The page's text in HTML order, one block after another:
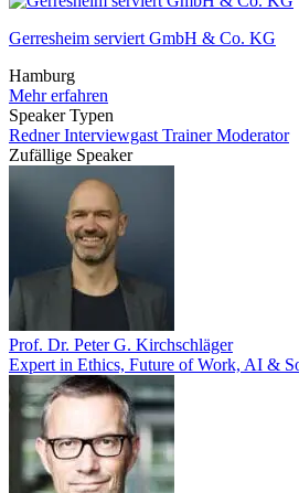
Gerresheim serviert GmbH & Co. KG
Hamburg
Mehr erfahren
Speaker Typen
RednerInterviewgast TrainerModerator
Zufällige Speaker
Prof. Dr. Peter G. Kirchschläger
Expert in Ethics, Future of Work, AI &